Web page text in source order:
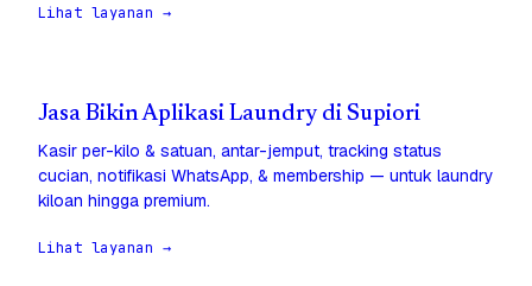
Lihat layanan →
Jasa Bikin Aplikasi Laundry di Supiori
Kasir per-kilo & satuan, antar-jemput, tracking status
cucian, notifikasi WhatsApp, & membership — untuk laundry
kiloan hingga premium.
Lihat layanan →